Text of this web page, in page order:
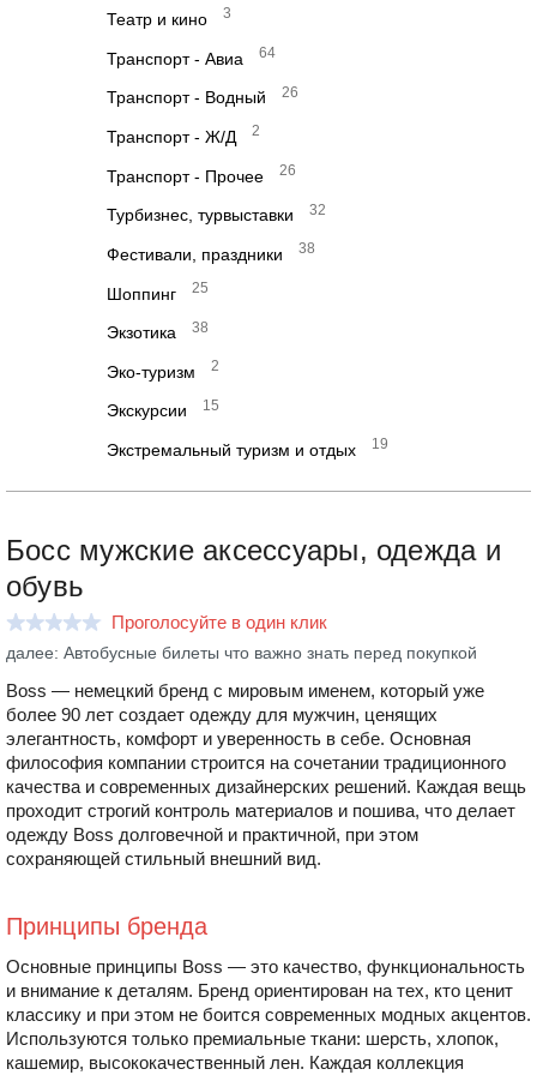
Театр и кино 3
Транспорт - Авиа 64
Транспорт - Водный 26
Транспорт - Ж/Д 2
Транспорт - Прочее 26
Турбизнес, турвыставки 32
Фестивали, праздники 38
Шоппинг 25
Экзотика 38
Эко-туризм 2
Экскурсии 15
Экстремальный туризм и отдых 19
Босс мужские аксессуары, одежда и
обувь
Проголосуйте в один клик
далее: Автобусные билеты что важно знать перед покупкой
Boss — немецкий бренд с мировым именем, который уже
более 90 лет создает одежду для мужчин, ценящих
элегантность, комфорт и уверенность в себе. Основная
философия компании строится на сочетании традиционного
качества и современных дизайнерских решений. Каждая вещь
проходит строгий контроль материалов и пошива, что делает
одежду Boss долговечной и практичной, при этом
сохраняющей стильный внешний вид.
Принципы бренда
Основные принципы Boss — это качество, функциональность
и внимание к деталям. Бренд ориентирован на тех, кто ценит
классику и при этом не боится современных модных акцентов.
Используются только премиальные ткани: шерсть, хлопок,
кашемир, высококачественный лен. Каждая коллекция